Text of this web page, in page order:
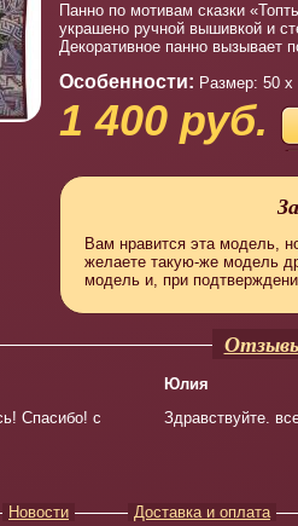
Панно по мотивам сказки
украшено ручной вышивкой и
Декоративное панно вызывает
Особенности: Размер: 50
1 400 руб.
Вам нравится эта модель,
желаете такую-же модель
модель и, при
Спасибо! с
Юлия
Здравствуйте.
Новости Доставка и оплата